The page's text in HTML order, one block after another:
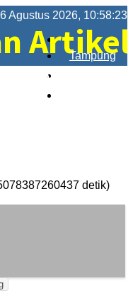
Artikel
SMAN 1
Agustus 2026, 10:58:23
Tampung
detik)